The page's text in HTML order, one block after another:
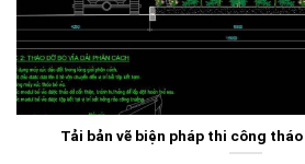
Tải bản vẽ biện pháp thi công